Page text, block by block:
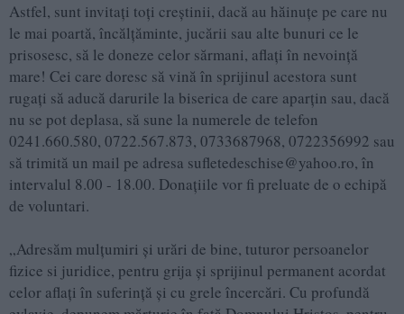
Astfel, sunt invitați toți creștinii, dacă au hăinuţe pe care nu
le mai poartă, încălţăminte, jucării sau alte bunuri ce le
prisosesc, să le doneze celor sărmani, aflaţi în nevoinţă
mare! Cei care doresc să vină în sprijinul acestora sunt
rugaţi să aducă darurile la biserica de care aparţin sau, dacă
nu se pot deplasa, să sune la numerele de telefon
0241.660.580, 0722.567.873, 0733687968, 0722356992 sau
să trimită un mail pe adresa sufletedeschise@yahoo.ro, în
intervalul 8.00 - 18.00. Donaţiile vor fi preluate de o echipă
de voluntari.
„Adresăm mulțumiri și urări de bine, tuturor persoanelor
fizice si juridice, pentru grija și sprijinul permanent acordat
celor aflați în suferință și cu grele încercări. Cu profundă